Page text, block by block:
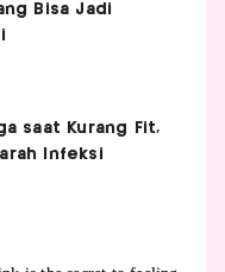
Bisa Jadi
saat Kurang Fit,
Infeksi